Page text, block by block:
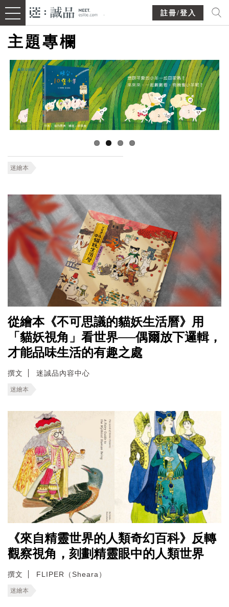
註冊/登入
主題專欄
迷繪本
從繪本《不可思議的貓妖生活曆》用
「貓妖視角」看世界──偶爾放下邏輯，
才能品味生活的有趣之處
撰文 迷誠品內容中心
迷繪本
《來自精靈世界的人類奇幻百科》反轉
觀察視角，刻劃精靈眼中的人類世界
撰文 FLIPER（Sheara）
迷繪本